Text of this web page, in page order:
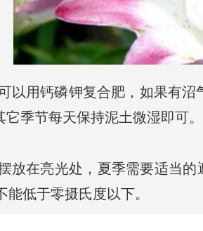
以用钙磷钾复合肥，如果有
季节每天保持泥土微湿即可。
放在亮光处，夏季需要适当
低于零摄氏度以下。